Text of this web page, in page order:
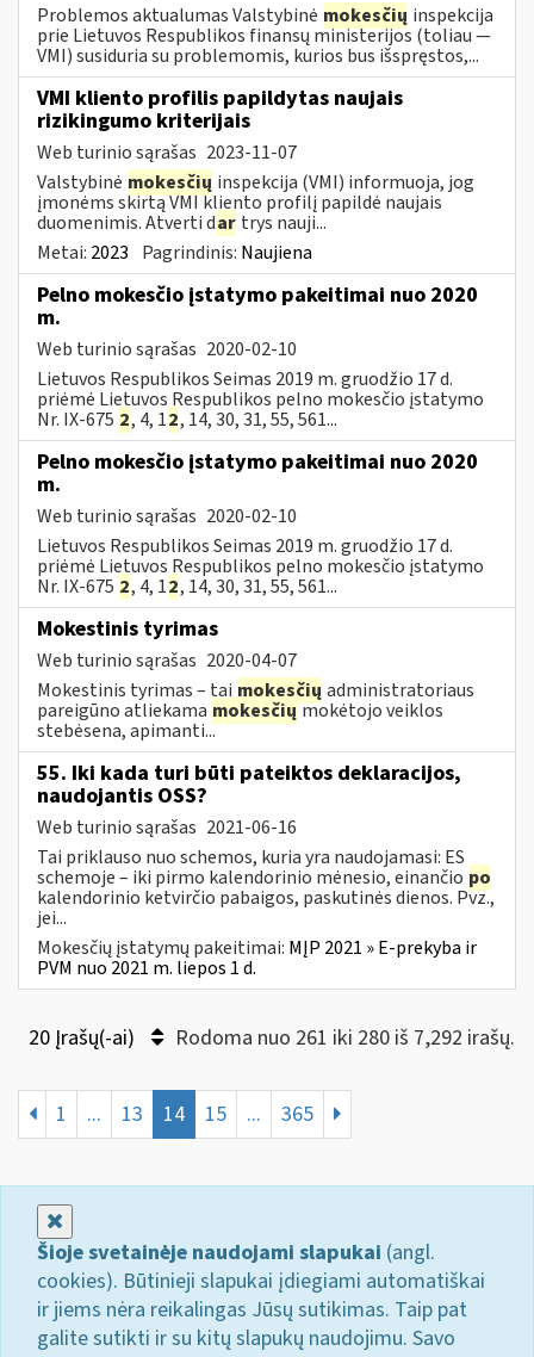
Problemos aktualumas Valstybinė mokesčių inspekcija
prie Lietuvos Respublikos finansų ministerijos (toliau ―
VMI) susiduria su problemomis, kurios bus išspręstos,...
VMI kliento profilis papildytas naujais
rizikingumo kriterijais
Web turinio sąrašas 2023-11-07
Valstybinė mokesčių inspekcija (VMI) informuoja, jog
įmonėms skirtą VMI kliento profilį papildė naujais
duomenimis. Atverti dar trys nauji...
Metai: 2023 Pagrindinis: Naujiena
Pelno mokesčio įstatymo pakeitimai nuo 2020
m.
Web turinio sąrašas 2020-02-10
Lietuvos Respublikos Seimas 2019 m. gruodžio 17 d.
priėmė Lietuvos Respublikos pelno mokesčio įstatymo
Nr. IX-675 2, 4, 12, 14, 30, 31, 55, 561...
Pelno mokesčio įstatymo pakeitimai nuo 2020
m.
Web turinio sąrašas 2020-02-10
Lietuvos Respublikos Seimas 2019 m. gruodžio 17 d.
priėmė Lietuvos Respublikos pelno mokesčio įstatymo
Nr. IX-675 2, 4, 12, 14, 30, 31, 55, 561...
Mokestinis tyrimas
Web turinio sąrašas 2020-04-07
Mokestinis tyrimas – tai mokesčių administratoriaus
pareigūno atliekama mokesčiųmokėtojo veiklos
stebėsena, apimanti...
55. Iki kada turi būti pateiktos deklaracijos,
naudojantis OSS?
Web turinio sąrašas 2021-06-16
Tai priklauso nuo schemos, kuria yra naudojamasi: ES
schemoje – iki pirmo kalendorinio mėnesio, einančio po
kalendorinio ketvirčio pabaigos, paskutinės dienos. Pvz.,
jei...
Mokesčių įstatymų pakeitimai: MĮP 2021 » E-prekyba ir
PVM nuo 2021 m. liepos 1 d.
20 Įrašų(-ai) Rodoma nuo 261 iki 280 iš 7,292 irašų.
1 ... 13 14 15 ... 365
Šioje svetainėje naudojami slapukai (angl.
cookies). Būtinieji slapukai įdiegiami automatiškai
ir jiems nėra reikalingas Jūsų sutikimas. Taip pat
galite sutikti ir su kitų slapukų naudojimu. Savo